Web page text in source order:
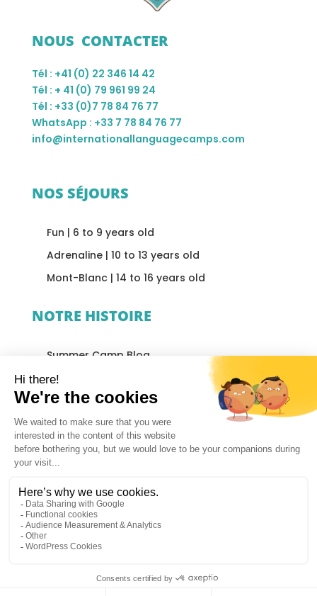
NOUS CONTACTER
Tél : +41 (0) 22 346 14 42
Tél : + 41 (0) 79 961 99 24
Tél : +33 (0)7 78 84 76 77
WhatsApp : +33 7 78 84 76 77
info@internationallanguagecamps.com
NOS SÉJOURS
Fun | 6 to 9 years old
Adrenaline | 10 to 13 years old
Mont-Blanc | 14 to 16 years old
NOTRE HISTOIRE
Summer Camp Blog
Accommodation
Our Philosophy
Our Team
Transport
LEGAL NOTICES
GENERAL TERMS AND CONDITIONS OF SALE
English